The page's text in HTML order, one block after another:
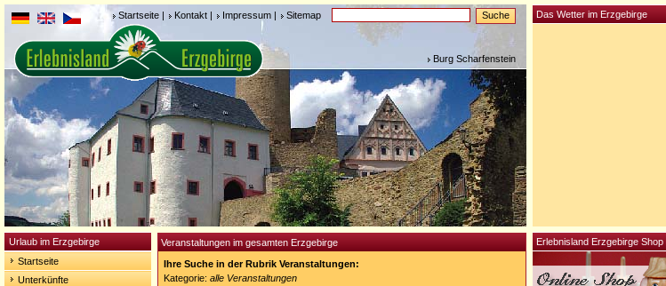
Startseite | Kontakt | Impressum | Sitemap
Burg Scharfenstein
Urlaub im Erzgebirge
Startseite
Unterkünfte
Veranstaltungen im gesamten Erzgebirge
Ihre Suche in der Rubrik Veranstaltungen:
Kategorie: alle Veranstaltungen
Erlebnisland Erzgebirge Shop
Das Wetter im Erzgebirge